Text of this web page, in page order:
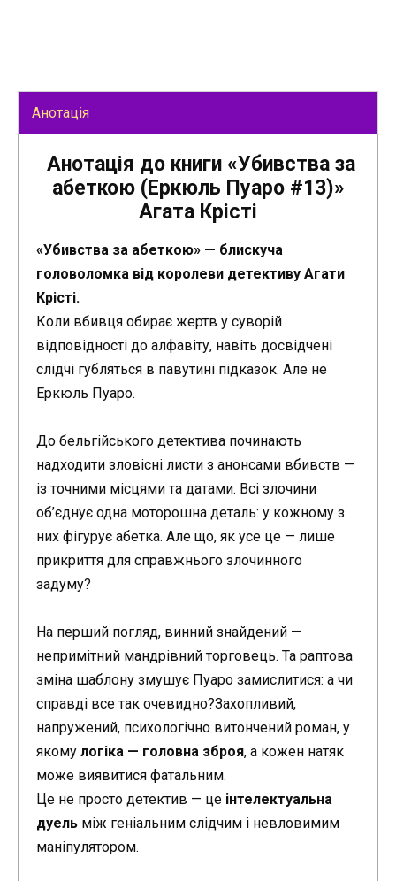
Анотація
Анотація до книги «Убивства за
абеткою (Еркюль Пуаро #13)»
Агата Крісті
«Убивства за абеткою» — блискуча
головоломка від королеви детективу Агати
Крісті.
Коли вбивця обирає жертв у суворій
відповідності до алфавіту, навіть досвідчені
слідчі губляться в павутині підказок. Але не
Еркюль Пуаро.
До бельгійського детектива починають
надходити зловісні листи з анонсами вбивств —
із точними місцями та датами. Всі злочини
об’єднує одна моторошна деталь: у кожному з
них фігурує абетка. Але що, як усе це — лише
прикриття для справжнього злочинного
задуму?
На перший погляд, винний знайдений —
непримітний мандрівний торговець. Та раптова
зміна шаблону змушує Пуаро замислитися: а чи
справді все так очевидно?Захопливий,
напружений, психологічно витончений роман, у
якому логіка — головна зброя, а кожен натяк
може виявитися фатальним.
Це не просто детектив — це інтелектуальна
дуель між геніальним слідчим і невловимим
маніпулятором.